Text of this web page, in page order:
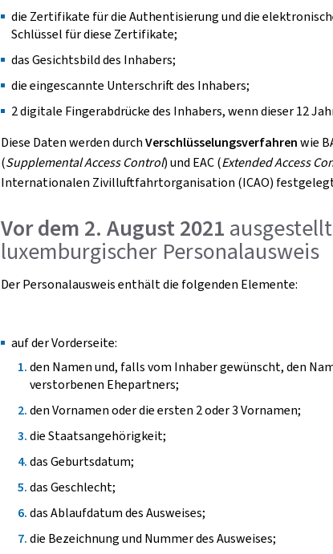
die Zertifikate für die Authentisierung und die
Schlüssel für diese Zertifikate;
das Gesichtsbild des Inhabers;
die eingescannte Unterschrift des Inhabers;
2 digitale Fingerabdrücke des Inhabers, wenn dieser 12
Diese Daten werden durchVerschlüsselungsverfahrenwie
(Supplemental Access Control) und EAC (Extended Access
Internationalen Zivilluftfahrtorganisation (ICAO)
Vor dem 2. August 2021
luxemburgischer Personalausweis
Der Personalausweis enthält die folgenden Elemente:
auf der Vorderseite:
den Namen und, falls vom Inhaber gewünscht, den
verstorbenen Ehepartners;
den Vornamen oder die ersten 2 oder 3 Vornamen;
die Staatsangehörigkeit;
das Geburtsdatum;
das Geschlecht;
das Ablaufdatum des Ausweises;
die Bezeichnung und Nummer des Ausweises;